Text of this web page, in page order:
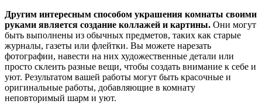
Другим интересным способом украшения комнаты своими
руками является создание коллажей и картины. Они могут
быть выполнены из обычных предметов, таких как старые
журналы, газеты или флейтки. Вы можете нарезать
фотографии, навести на них художественные детали или
просто склеить разные вещи, чтобы создать внимание к себе и
уют. Результатом вашей работы могут быть красочные и
оригинальные работы, добавляющие в комнату
неповторимый шарм и уют.